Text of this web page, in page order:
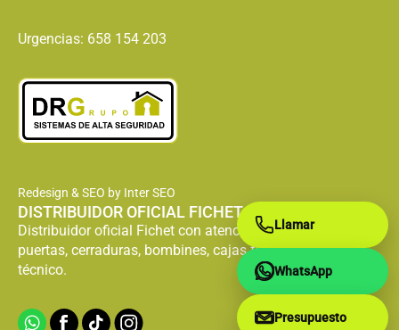
Urgencias: 658 154 203
Redesign & SEO by Inter SEO
DISTRIBUIDOR OFICIAL FICHET
Distribuidor oficial Fichet con atención especializada en
puertas, cerraduras, bombines, cajas fuertes y servicio
técnico.
Llamar
WhatsApp
Presupuesto